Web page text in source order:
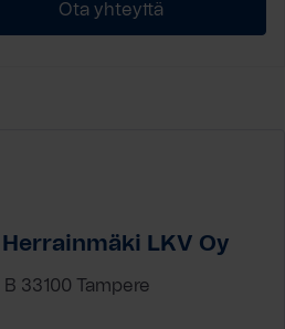
Ota yhteyttä
LKV Oy
33100 Tampere